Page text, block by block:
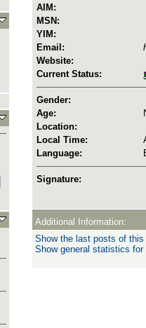
AIM:
MSN:
YIM:
Email:
Website:
Current Status:
Gender:
Age:
Location:
Local Time:
Language:
Signature:
Additional Information:
Show the last posts of this
Show general statistics for